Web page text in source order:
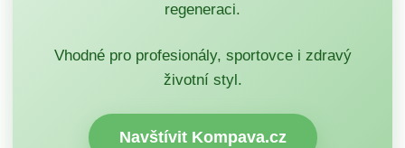
regeneraci.
Vhodné pro profesionály, sportovce i zdravý
životní styl.
Navštívit Kompava.cz